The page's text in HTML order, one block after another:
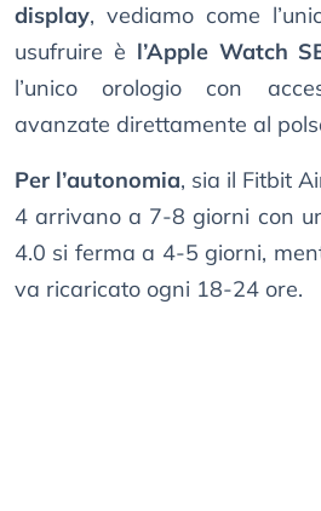
display, vediamo come
usufruire è l’Apple Watch
l’unico orologio con
avanzate direttamente al
Per l’autonomia, sia il Fitbit
4 arrivano a 7-8 giorni con
4.0 si ferma a 4-5 giorni,
va ricaricato ogni 18-24 ore.